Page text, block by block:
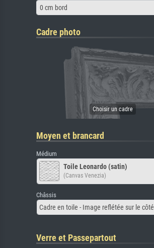
0 cm bord
Cadre photo
Moyen et brancard
Médium
Toile Leonardo (satin)
(Canvas Venezia)
Châssis
Cadre en toile - Image reflétée sur le côté
Verre et Passepartout